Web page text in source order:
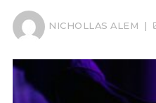
NICHOLLAS ALEM |